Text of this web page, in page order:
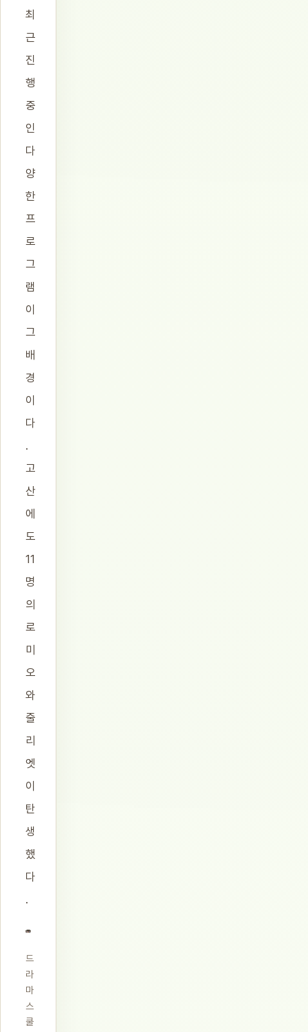
최
근
진
행
중
인
다
양
한
프
로
그
램
이
그
배
경
이
다
.
고
산
에
도
11
명
의
로
미
오
와
줄
리
엣
이
탄
생
했
다
.
드
라
마
스
쿨